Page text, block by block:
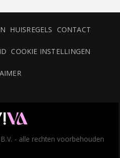
HUISREGELS CONTACT
COOKIE INSTELLINGEN
- alle rechten voorbehouden